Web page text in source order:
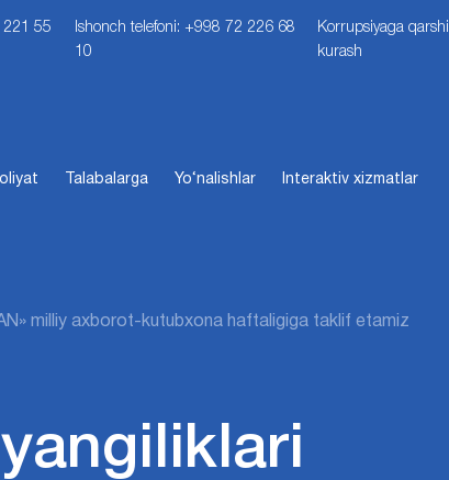
221 55
Ishonch telefoni: +998 72 226 68
10
Korrupsiyaga qarshi
kurash
Talabalarga Yo‘nalishlar Interaktiv xizmatlar
milliy axborot-kutubxona haftaligiga taklif etamiz